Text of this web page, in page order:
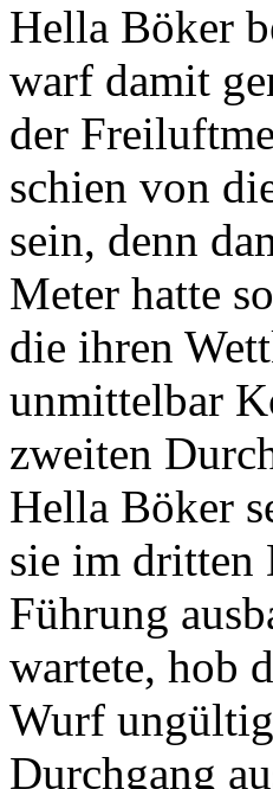
Hella Böker
warf damit
der
schien von
sein, denn
Meter hatte
die ihren
unmittelbar
zweiten
Hella Böker
sie im dritten
Führung
wartete, hob
Wurf
Durchgang